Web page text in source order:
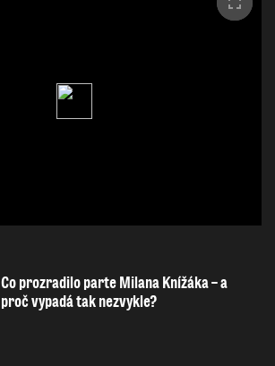
Co prozradilo parte Milana Knížáka – a
proč vypadá tak nezvykle?